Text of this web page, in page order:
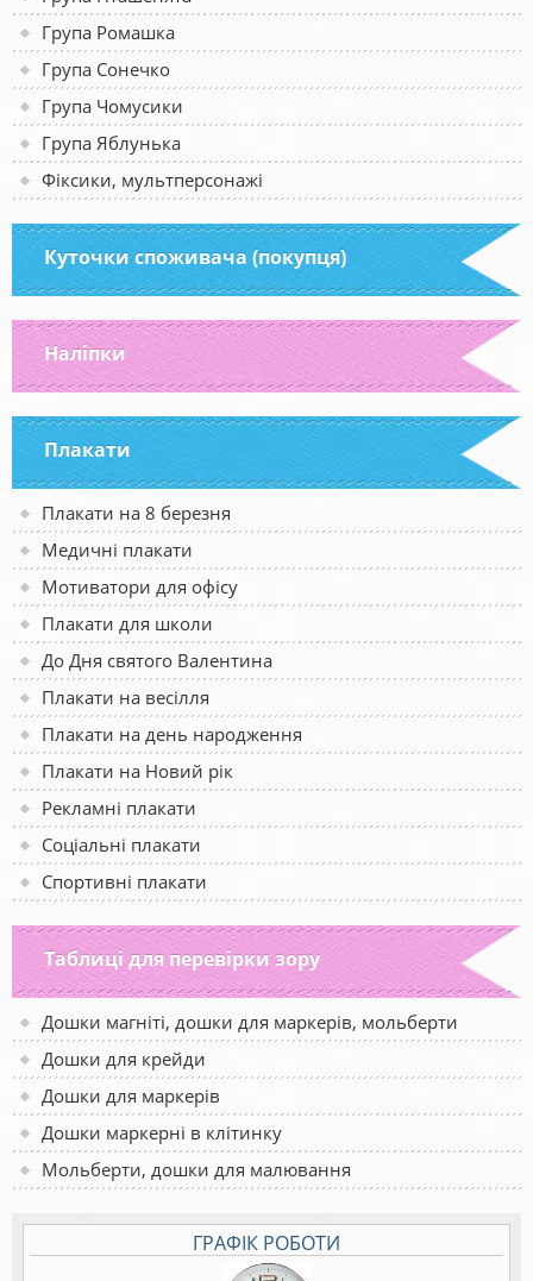
Група Ромашка
Група Сонечко
Група Чомусики
Група Яблунька
Фіксики, мультперсонажі
Куточки споживача (покупця)
Наліпки
Плакати
Плакати на 8 березня
Медичні плакати
Мотиватори для офісу
Плакати для школи
До Дня святого Валентина
Плакати на весілля
Плакати на день народження
Плакати на Новий рік
Рекламні плакати
Соціальні плакати
Спортивні плакати
Таблиці для перевірки зору
Дошки магніті, дошки для маркерів, мольберти
Дошки для крейди
Дошки для маркерів
Дошки маркерні в клітинку
Мольберти, дошки для малювання
ГРАФІК РОБОТИ